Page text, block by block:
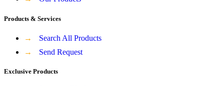
Products & Services
→
Search All Products
→
Send Request
Exclusive Products